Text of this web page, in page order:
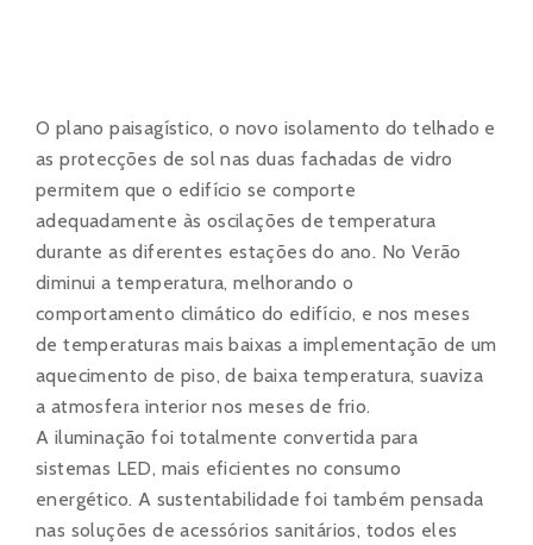
O plano paisagístico, o novo isolamento do telhado e
as protecções de sol nas duas fachadas de vidro
permitem que o edifício se comporte
adequadamente às oscilações de temperatura
durante as diferentes estações do ano. No Verão
diminui a temperatura, melhorando o
comportamento climático do edifício, e nos meses
de temperaturas mais baixas a implementação de um
aquecimento de piso, de baixa temperatura, suaviza
a atmosfera interior nos meses de frio.
A iluminação foi totalmente convertida para
sistemas LED, mais eficientes no consumo
energético. A sustentabilidade foi também pensada
nas soluções de acessórios sanitários, todos eles